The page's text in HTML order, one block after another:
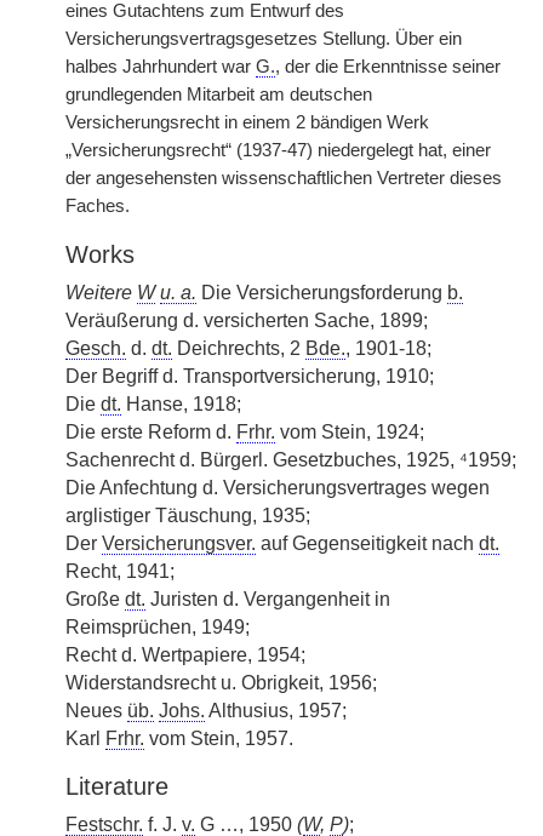
eines Gutachtens zum Entwurf des
Versicherungsvertragsgesetzes Stellung. Über ein
halbes Jahrhundert war G., der die Erkenntnisse seiner
grundlegenden Mitarbeit am deutschen
Versicherungsrecht in einem 2 bändigen Werk
„Versicherungsrecht“ (1937-47) niedergelegt hat, einer
der angesehensten wissenschaftlichen Vertreter dieses
Faches.
Works
Weitere W u. a. Die Versicherungsforderung b.
Veräußerung d. versicherten Sache, 1899;
Gesch. d. dt. Deichrechts, 2 Bde., 1901-18;
Der Begriff d. Transportversicherung, 1910;
Die dt. Hanse, 1918;
Die erste Reform d. Frhr. vom Stein, 1924;
Sachenrecht d. Bürgerl. Gesetzbuches, 1925, ⁴1959;
Die Anfechtung d. Versicherungsvertrages wegen
arglistiger Täuschung, 1935;
Der Versicherungsver. auf Gegenseitigkeit nach dt.
Recht, 1941;
Große dt. Juristen d. Vergangenheit in
Reimsprüchen, 1949;
Recht d. Wertpapiere, 1954;
Widerstandsrecht u. Obrigkeit, 1956;
Neues üb. Johs. Althusius, 1957;
Karl Frhr. vom Stein, 1957.
Literature
Festschr. f. J. v. G …, 1950 (W, P);